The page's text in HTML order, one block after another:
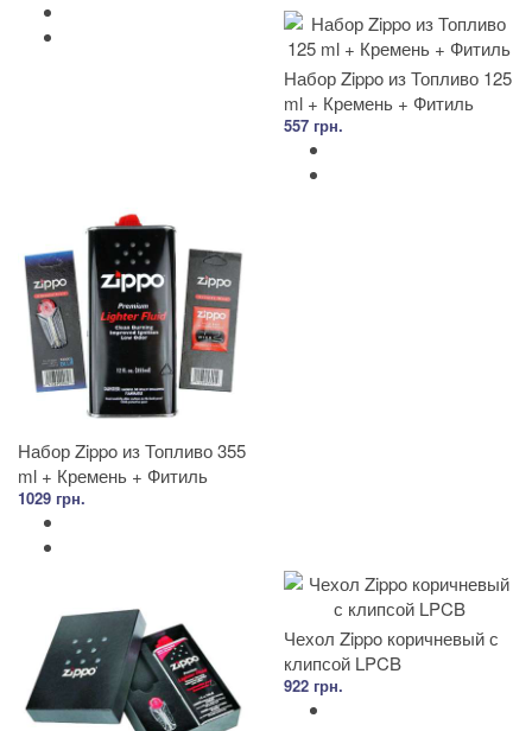
Набор Zippo из Топливо 125
ml + Кремень + Фитиль
557 грн.
Набор Zippo из Топливо 355
ml + Кремень + Фитиль
1029 грн.
Чехол Zippo коричневый с
клипсой LPCB
922 грн.